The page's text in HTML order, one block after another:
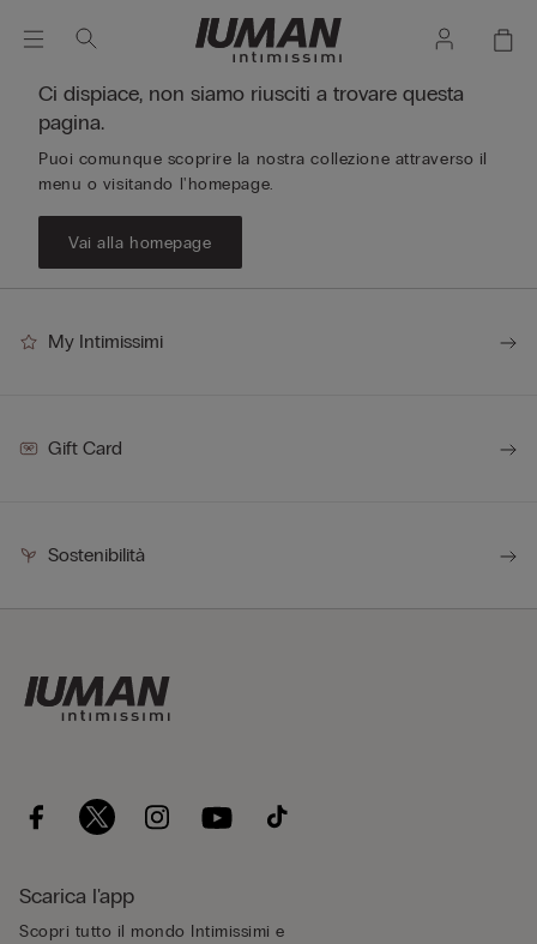
Ci dispiace, non siamo riusciti a trovare questa
pagina.
Puoi comunque scoprire la nostra collezione attraverso il
menu o visitando l'homepage.
Vai alla homepage
My Intimissimi
Gift Card
Sostenibilità
Scarica l'app
Scopri tutto il mondo Intimissimi e